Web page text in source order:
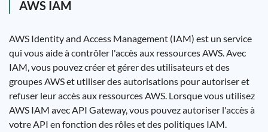
AWS IAM
AWS Identity and Access Management (IAM) est un service
qui vous aide à contrôler l'accès aux ressources AWS. Avec
IAM, vous pouvez créer et gérer des utilisateurs et des
groupes AWS et utiliser des autorisations pour autoriser et
refuser leur accès aux ressources AWS. Lorsque vous utilisez
AWS IAM avec API Gateway, vous pouvez autoriser l'accès à
votre API en fonction des rôles et des politiques IAM.